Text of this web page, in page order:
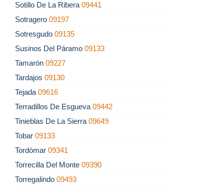
Sotillo De La Ribera 09441
Sotragero 09197
Sotresgudo 09135
Susinos Del Páramo 09133
Tamarón 09227
Tardajos 09130
Tejada 09616
Terradillos De Esgueva 09442
Tinieblas De La Sierra 09649
Tobar 09133
Tordómar 09341
Torrecilla Del Monte 09390
Torregalindo 09493